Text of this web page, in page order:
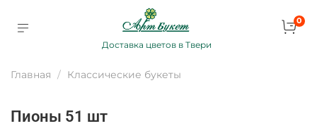
Доставка цветов в Твери
0
Главная Классические букеты
Пионы 51 шт